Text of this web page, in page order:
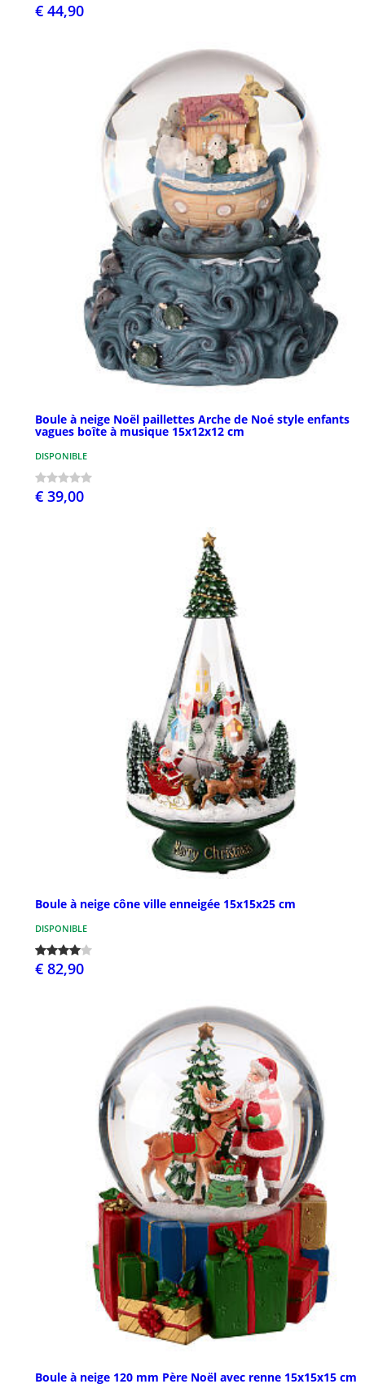
€ 44,90
Boule à neige Noël paillettes Arche de Noé style enfants
vagues boîte à musique 15x12x12 cm
DISPONIBLE
€ 39,00
Boule à neige cône ville enneigée 15x15x25 cm
DISPONIBLE
€ 82,90
Boule à neige 120 mm Père Noël avec renne 15x15x15 cm